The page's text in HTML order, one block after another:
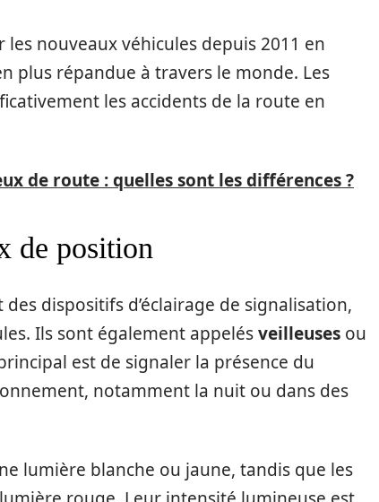
nouveaux véhicules depuis 2011 en
plus répandue à travers le monde. Les
les accidents de la route en
de route : quelles sont les différences ?
de position
dispositifs d’éclairage de signalisation,
Ils sont également appelésveilleuses ou
est de signaler la présence du
notamment la nuit ou dans des
lumière blanche ou jaune, tandis que les